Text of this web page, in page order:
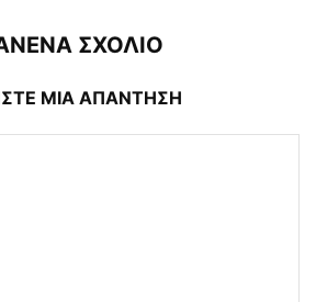
ΣΧΟΛΙΟ
ΜΙΑ ΑΠΑΝΤΗΣΗ